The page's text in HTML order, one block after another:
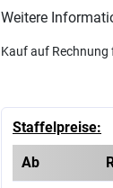
Weitere
Kauf auf
Staffelpreise:
Ab